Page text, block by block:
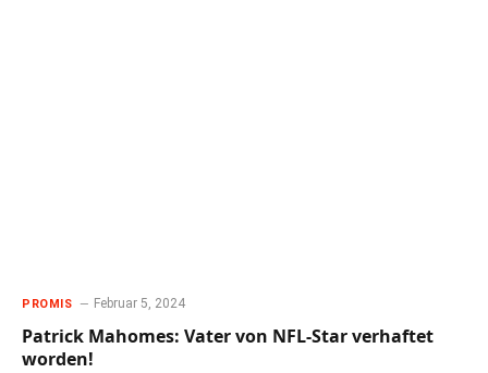
PROMIS Februar 5, 2024
Patrick Mahomes: Vater von NFL-Star verhaftet
worden!